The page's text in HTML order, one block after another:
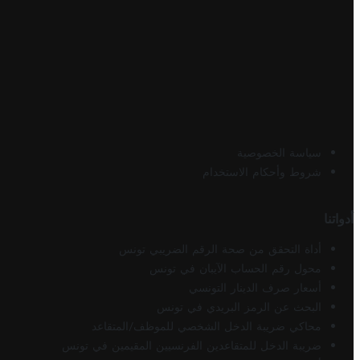
سياسة الخصوصية
شروط وأحكام الاستخدام
أدواتنا
أداة التحقق من صحة الرقم الضريبي تونس
محول رقم الحساب الآيبان في تونس
أسعار صرف الدينار التونسي
البحث عن الرمز البريدي في تونس
محاكي ضريبة الدخل الشخصي للموظف/المتقاعد
ضريبة الدخل للمتقاعدين الفرنسيين المقيمين في تونس